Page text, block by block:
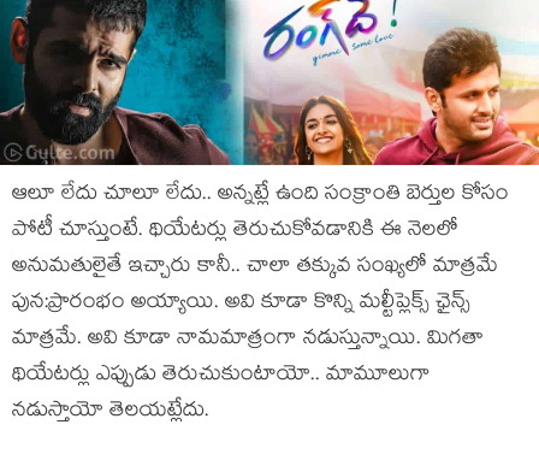
ఆలూ లేదు చూలూ లేదు.. అన్నట్లే ఉంది సంక్రాంతి బెర్తుల కోసం
పోటీ చూస్తుంటే. థియేటర్లు తెరుచుకోవడానికి ఈ నెలలో
అనుమతులైతే ఇచ్చారు కానీ.. చాలా తక్కువ సంఖ్యలో మాత్రమే
పున:ప్రారంభం అయ్యాయి. అవి కూడా కొన్ని మల్టీప్లెక్స్ ఛైన్స్
మాత్రమే. అవి కూడా నామమాత్రంగా నడుస్తున్నాయి. మిగతా
థియేటర్లు ఎప్పుడు తెరుచుకుంటాయో.. మామూలుగా
నడుస్తాయో తెలయట్లేదు.